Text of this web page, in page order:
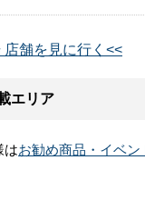
舗を見に行く<<
エリア
はお勧め商品・イベン